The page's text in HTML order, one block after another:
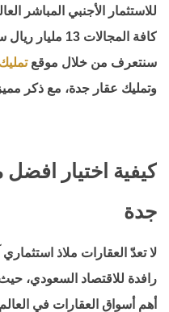
للاستثمار الأجنبي المباشر
سنتعرف من خلال موقع
وتمليك عقار جدة، مع ذكر
كيفية اختيار
جدة
لا تعدّ العقارات ملاذ
رافدة للاقتصاد السعودي،